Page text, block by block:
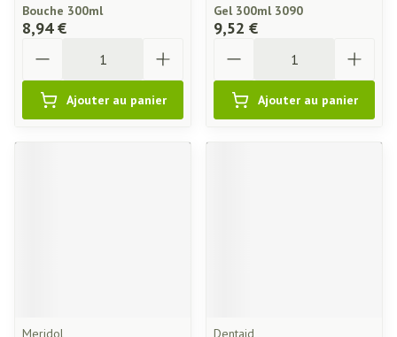
Bouche 300ml
8,94 €
Ajouter au panier
Gel 300ml 3090
9,52 €
Ajouter au panier
Meridol Dentaid